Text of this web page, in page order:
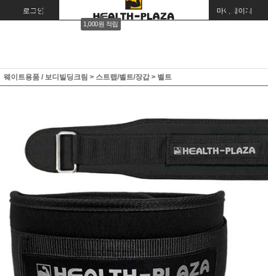
로그인 회원가입
1,000원 적립
주문조회 마이페이지
웨이트용품 / 보디빌딩크림 > 스트랩/벨트/장갑 > 벨트